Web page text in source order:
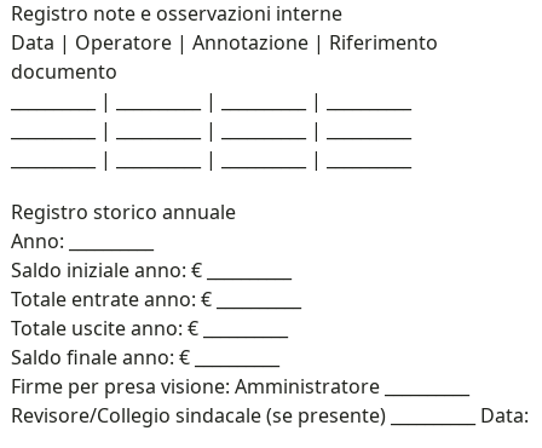
Registro note e osservazioni interne
Data | Operatore | Annotazione | Riferimento
documento
__________ | __________ | __________ | __________
__________ | __________ | __________ | __________
__________ | __________ | __________ | __________
Registro storico annuale
Anno: __________
Saldo iniziale anno: € __________
Totale entrate anno: € __________
Totale uscite anno: € __________
Saldo finale anno: € __________
Firme per presa visione: Amministratore __________
Revisore/Collegio sindacale (se presente) __________ Data: